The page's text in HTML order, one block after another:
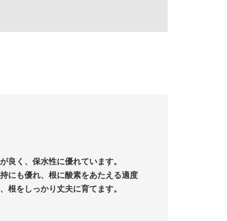
良く、保水性に優れています。
にも優れ、根に酸素をあたえる適度
根をしっかり丈夫に育てます。